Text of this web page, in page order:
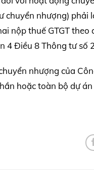
chuyển nhượng)
nộp thuế GTGT
4 Điều 8 Thông tư số
nhượng của
hoặc toàn bộ dự